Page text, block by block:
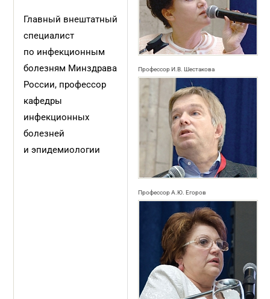
Профессор И.В. Шестакова
Профессор А.Ю. Егоров
Главный внештатный
специалист
по инфекционным
болезням Минздрава
России, профессор
кафедры
инфекционных
болезней
и эпидемиологии